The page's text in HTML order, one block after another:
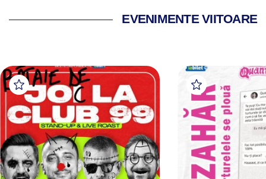
EVENIMENTE VIITOARE